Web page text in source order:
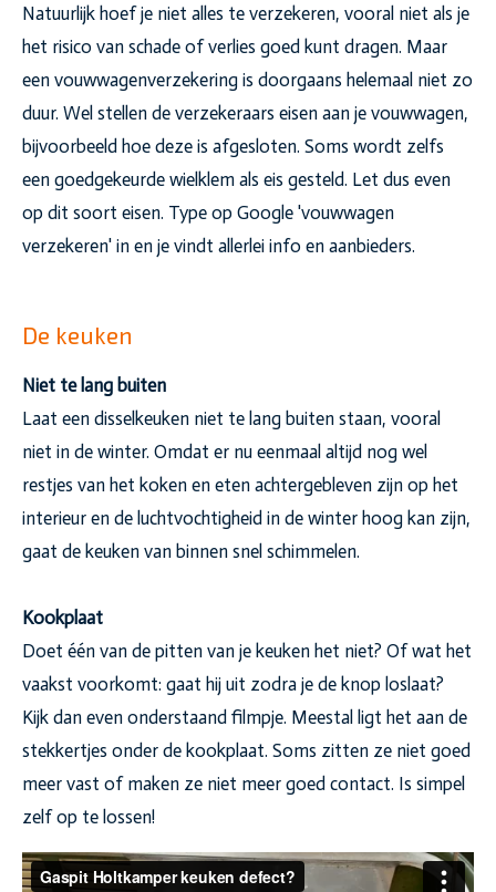
Natuurlijk hoef je niet alles te verzekeren, vooral niet als je
het risico van schade of verlies goed kunt dragen. Maar
een vouwwagenverzekering is doorgaans helemaal niet zo
duur. Wel stellen de verzekeraars eisen aan je vouwwagen,
bijvoorbeeld hoe deze is afgesloten. Soms wordt zelfs
een goedgekeurde wielklem als eis gesteld. Let dus even
op dit soort eisen. Type op Google 'vouwwagen
verzekeren' in en je vindt allerlei info en aanbieders.
De keuken
Niet te lang buiten
Laat een disselkeuken niet te lang buiten staan, vooral
niet in de winter. Omdat er nu eenmaal altijd nog wel
restjes van het koken en eten achtergebleven zijn op het
interieur en de luchtvochtigheid in de winter hoog kan zijn,
gaat de keuken van binnen snel schimmelen.
Kookplaat
Doet één van de pitten van je keuken het niet? Of wat het
vaakst voorkomt: gaat hij uit zodra je de knop loslaat?
Kijk dan even onderstaand filmpje. Meestal ligt het aan de
stekkertjes onder de kookplaat. Soms zitten ze niet goed
meer vast of maken ze niet meer goed contact. Is simpel
zelf op te lossen!